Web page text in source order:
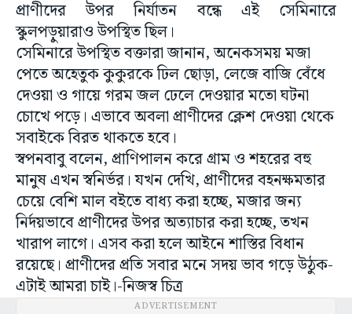
প্রাণীদের উপর নির্যাতন বন্ধে এই সেমিনারে
স্কুলপড়ুয়ারাও উপস্থিত ছিল।
সেমিনারে উপস্থিত বক্তারা জানান, অনেকসময় মজা
পেতে অহেতুক কুকুরকে ঢিল ছোড়া, লেজে বাজি বেঁধে
দেওয়া ও গায়ে গরম জল ঢেলে দেওয়ার মতো ঘটনা
চোখে পড়ে। এভাবে অবলা প্রাণীদের ক্লেশ দেওয়া থেকে
সবাইকে বিরত থাকতে হবে।
স্বপনবাবু বলেন, প্রাণিপালন করে গ্রাম ও শহরের বহু
মানুষ এখন স্বনির্ভর। যখন দেখি, প্রাণীদের বহনক্ষমতার
চেয়ে বেশি মাল বইতে বাধ্য করা হচ্ছে, মজার জন্য
নির্দয়ভাবে প্রাণীদের উপর অত্যাচার করা হচ্ছে, তখন
খারাপ লাগে। এসব করা হলে আইনে শাস্তির বিধান
রয়েছে। প্রাণীদের প্রতি সবার মনে সদয় ভাব গড়ে উঠুক-
এটাই আমরা চাই।-নিজস্ব চিত্র
ADVERTISEMENT